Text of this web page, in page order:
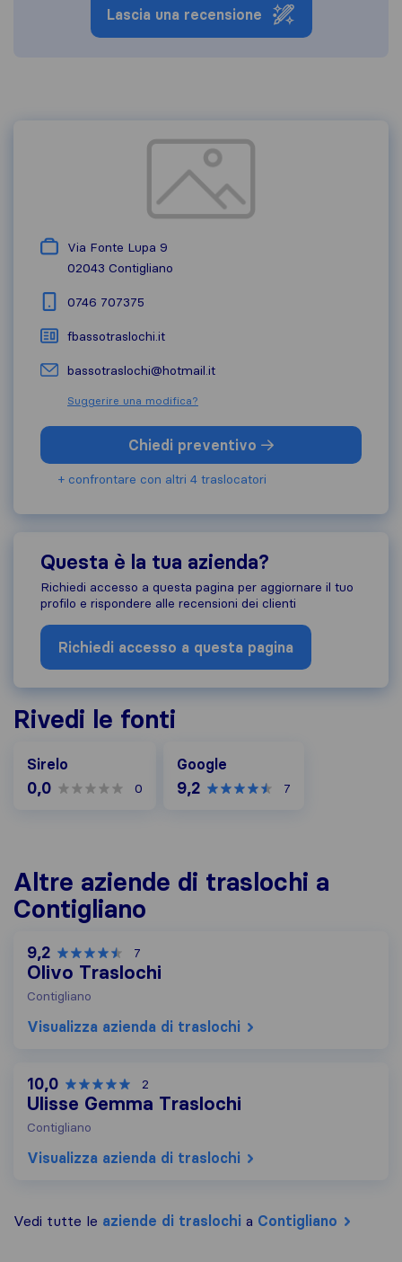
Lascia una recensione
Via Fonte Lupa 9
02043 Contigliano
0746 707375
fbassotraslochi.it
bassotraslochi@hotmail.it
Suggerire una modifica?
Chiedi preventivo
+ confrontare con altri 4 traslocatori
Questa è la tua azienda?
Richiedi accesso a questa pagina per aggiornare il tuo
profilo e rispondere alle recensioni dei clienti
Richiedi accesso a questa pagina
Rivedi le fonti
Sirelo
0,0 0
Google
9,2 7
Altre aziende di traslochi a
Contigliano
9,2 7
Olivo Traslochi
Contigliano
Visualizza azienda di traslochi
10,0 2
Ulisse Gemma Traslochi
Contigliano
Visualizza azienda di traslochi
Vedi tutte le aziende di traslochi a Contigliano